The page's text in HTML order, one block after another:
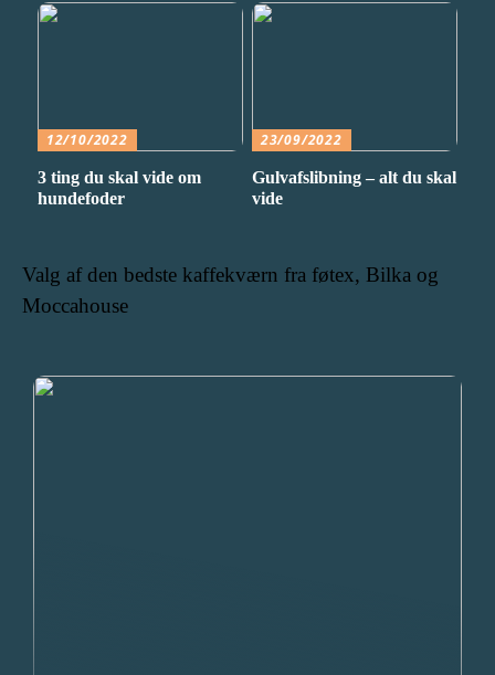
12/10/2022
3 ting du skal vide om
hundefoder
23/09/2022
Gulvafslibning – alt du skal
vide
Valg af den bedste kaffekværn fra føtex, Bilka og
Moccahouse